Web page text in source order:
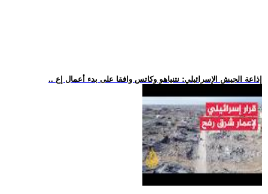
.. إذاعة الجيش الإسرائيلي: نتنياهو وكاتس وافقا على بدء أعمال إع